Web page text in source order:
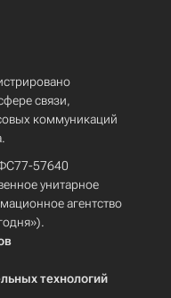
связи,
коммуникаций
57640
унитарное
агентство
технологий